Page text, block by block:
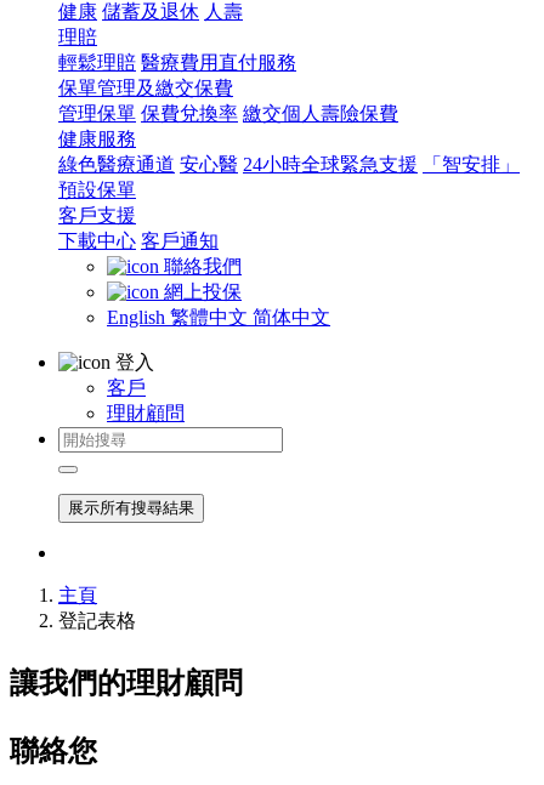
健康 儲蓄及退休 人壽
理賠
輕鬆理賠 醫療費用直付服務
保單管理及繳交保費
管理保單 保費兌換率 繳交個人壽險保費
健康服務
綠色醫療通道 安心醫 24小時全球緊急支援
「智安排」
預設保單
客戶支援
下載中心 客戶通知
聯絡我們
網上投保
English 繁體中文 简体中文
登入
客戶
理財顧問
展示所有搜尋結果
主頁
登記表格
讓我們的理財顧問
聯絡您